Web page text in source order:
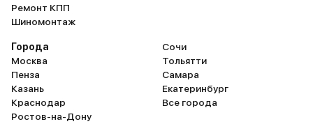
Ремонт КПП
Шиномонтаж
Города
Москва
Пенза
Казань
Краснодар
Ростов-на-Дону
Сочи
Тольятти
Самара
Екатеринбург
Все города